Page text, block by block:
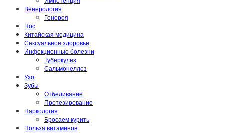
Венерология
Гонорея
Нос
Китайская медицина
Сексуальное здоровье
Инфекционные болезни
Туберкулез
Сальмонеллез
Ухо
Зубы
Отбеливание
Протезирование
Наркология
Бросаем курить
Польза витаминов